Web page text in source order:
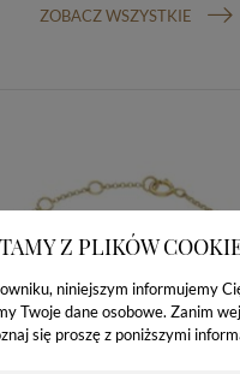
Z PLIKÓW
niniejszym informujemy
Twoje dane osobowe. Zanim
się proszę z poniższymi
ZOBACZ WSZYSTKIE